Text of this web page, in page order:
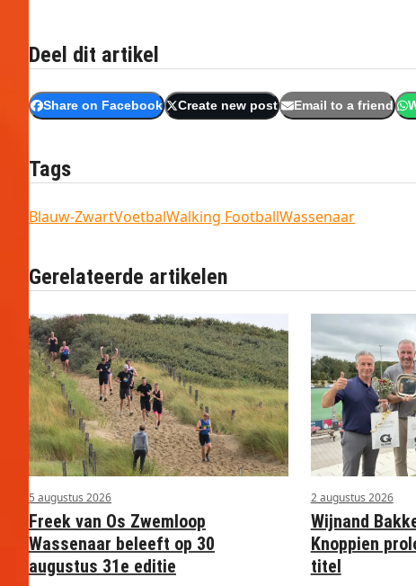
Deel dit artikel
Share on Facebook Create new post Email to a friend
Tags
Blauw-ZwartVoetbalWalking FootballWassenaar
Gerelateerde artikelen
5 augustus 2026
Freek van Os Zwemloop
Wassenaar beleeft op 30
augustus 31e editie
2 augustus 2026
Wijnand
Knoppien
titel